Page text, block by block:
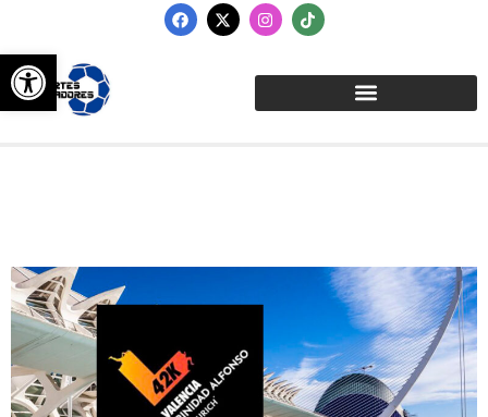
Abrir barra de herramientas